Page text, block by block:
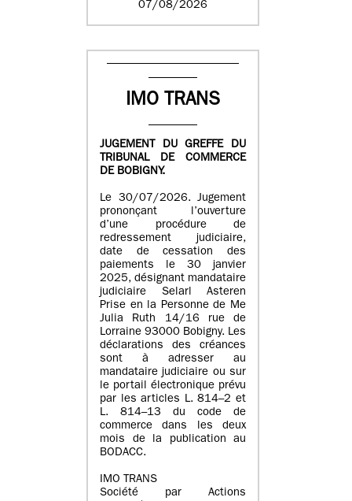
07/08/2026
IMO TRANS
JUGEMENT DU GREFFE DU
TRIBUNAL DE COMMERCE
DE BOBIGNY.
Le 30/07/2026. Jugement
prononçant l’ouverture
d’une procédure de
redressement judiciaire,
date de cessation des
paiements le 30 janvier
2025, désignant mandataire
judiciaire Selarl Asteren
Prise en la Personne de Me
Julia Ruth 14/16 rue de
Lorraine 93000 Bobigny. Les
déclarations des créances
sont à adresser au
mandataire judiciaire ou sur
le portail électronique prévu
par les articles L. 814–2 et
L. 814–13 du code de
commerce dans les deux
mois de la publication au
BODACC.
IMO TRANS
Société par Actions